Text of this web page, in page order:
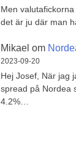
Men
det är ju där man
Mikael om
2023-09-20
Hej Josef, När jag
spread på Nordea
4.2%…